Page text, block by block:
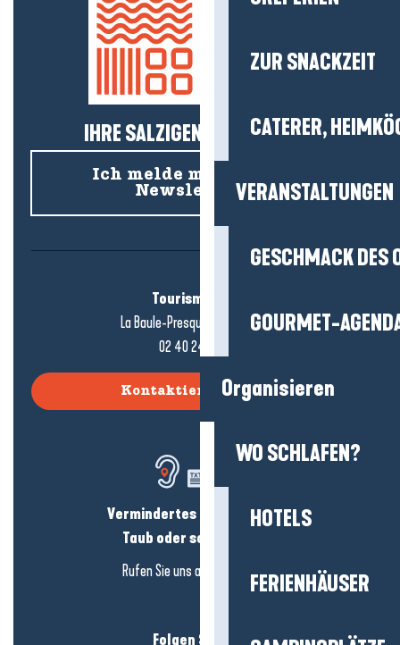
ZUR SNACKZEIT
CATERER,
VERANSTALTUNGEN
GESCHMACK DES
GOURMET-
Organisieren
WO SCHLAFEN?
HOTELS
FERIENHÄUSER
IHRE SALZIGEN NEUIGKEITEN!
Ich melde mich für den
Newsletter an
Tourismusbüro
La Baule-Presqu'île de Guérande
02 40 24 34 44
Kontaktieren Sie uns
Vermindertes Hörvermögen?
Taub oder schwerhörig?
Rufen Sie uns an in
hier klicken
Folgen Sie uns!